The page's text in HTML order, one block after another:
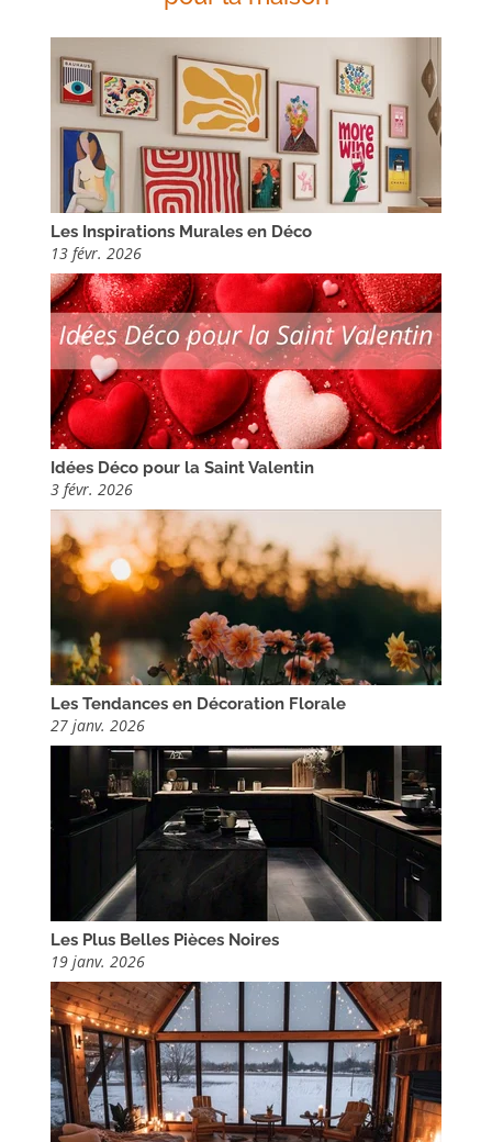
Les Inspirations Murales en Déco
13 févr. 2026
Idées Déco pour la Saint Valentin
3 févr. 2026
Les Tendances en Décoration Florale
27 janv. 2026
Les Plus Belles Pièces Noires
19 janv. 2026